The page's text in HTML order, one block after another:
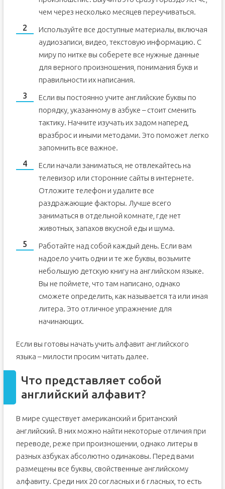
чем через несколько месяцев переучиваться.
Используйте все доступные материалы, включая
аудиозаписи, видео, текстовую информацию. С
миру по нитке вы соберете все нужные данные
для верного произношения, понимания букв и
правильности их написания.
Если вы постоянно учите английские буквы по
порядку, указанному в азбуке – стоит сменить
тактику. Начните изучать их задом наперед,
вразброс и иными методами. Это поможет легко
запомнить все важное.
Если начали заниматься, не отвлекайтесь на
телевизор или сторонние сайты в интернете.
Отложите телефон и удалите все
раздражающие факторы. Лучше всего
заниматься в отдельной комнате, где нет
животных, запахов вкусной еды и шума.
Работайте над собой каждый день. Если вам
надоело учить одни и те же буквы, возьмите
небольшую детскую книгу на английском языке.
Вы не поймете, что там написано, однако
сможете определить, как называется та или иная
литера. Это отличное упражнение для
начинающих.
Если вы готовы начать учить алфавит английского
языка – милости просим читать далее.
Что представляет собой
английский алфавит?
В мире существует американский и британский
английский. В них можно найти некоторые отличия при
переводе, реже при произношении, однако литеры в
разных азбуках абсолютно одинаковы. Перед вами
размещены все буквы, свойственные английскому
алфавиту. Среди них 20 согласных и 6 гласных, то есть